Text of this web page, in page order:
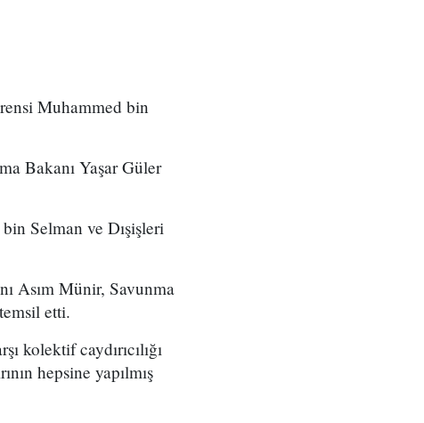
Muhammed bin
Bakanı Yaşar Güler
Selman ve Dışişleri
Asım Münir, Savunma
etti.
kolektif caydırıcılığı
hepsine yapılmış